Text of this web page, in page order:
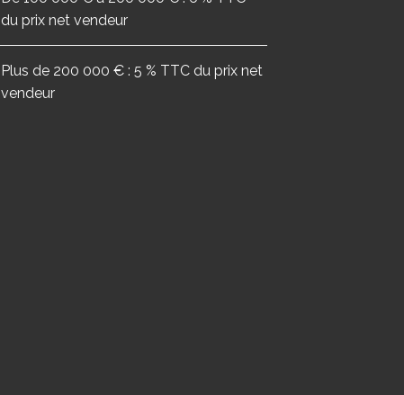
du prix net vendeur
Plus de 200 000 € : 5 % TTC du prix net
vendeur